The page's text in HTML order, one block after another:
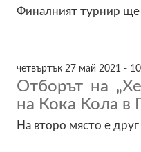
Финалният турнир ще
четвъртък 27 май 2021 -
Отборът на
на Кока Кола в
На второ място е